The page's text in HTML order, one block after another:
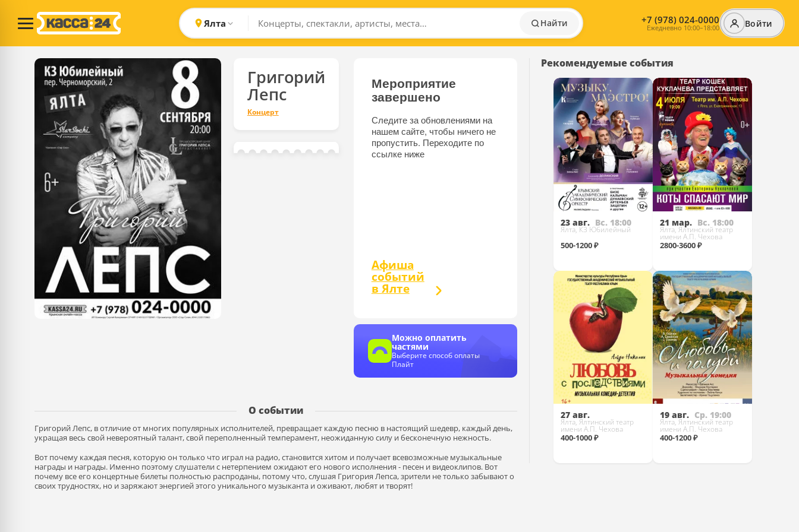
Ялта Найти +7 (978) 024-0000
Ежедневно 10:00–18:00 Войти
Григорий
Лепс
Концерт
Мероприятие
завершено
Следите за обновлениями на
нашем сайте, чтобы ничего не
пропустить. Переходите по
ссылке ниже
Афиша
событий
в Ялте
Можно оплатить
частями
Выберите способ оплаты
Плайт
О событии
Григорий Лепс, в отличие от многих популярных исполнителей, превращает каждую песню в настоящий шедевр, каждый день,
укращая весь свой невероятный талант, свой переполненный темперамент, неожиданную силу и бесконечную нежность.
Вот почему каждая песня, которую он только что играл на радио, становится хитом и получает всевозможные музыкальные
награды и награды. Именно поэтому слушатели с нетерпением ожидают его нового исполнения - песен и видеоклипов. Вот
почему все его концертные билеты полностью распроданы, потому что, слушая Григория Лепса, зрители не только забывают о
своих трудностях, но и заряжают энергией этого уникального музыканта и оживают, любят и творят!
Рекомендуемые события
23 авг. Вс. 18:00
Ялта, КЗ Юбилейный
500-1200 ₽
Купить
21 мар. Вс. 18:00
Ялта, Ялтинский театр
имени А.П. Чехова
2800-3600 ₽
Купить
27 авг.
Ялта, Ялтинский театр
имени А.П. Чехова
400-1000 ₽
19 авг. Ср. 19:00
Ялта, Ялтинский театр
имени А.П. Чехова
400-1200 ₽